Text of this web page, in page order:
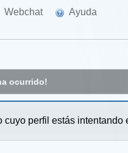
Webchat Ayuda
ocurrido!
cuyo perfil estás intentando